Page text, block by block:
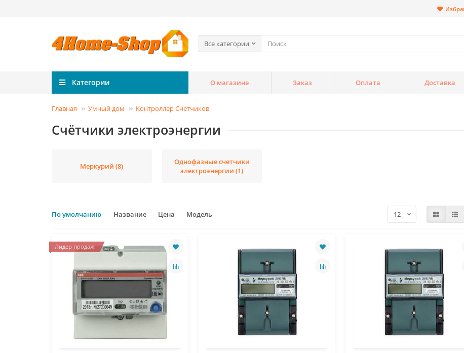
Все категории
Категории О магазине Заказ Оплата Доставка
Главная Умный дом Контроллер Счетчиков
Счётчики электроэнергии
Меркурий (8)
Однофазные счетчики
электроэнергии (1)
По умолчанию Название Цена Модель
Лидер продаж!